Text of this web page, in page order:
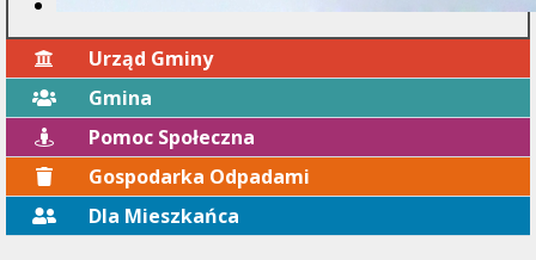
Urząd Gminy
Gmina
Pomoc Społeczna
Gospodarka Odpadami
Dla Mieszkańca